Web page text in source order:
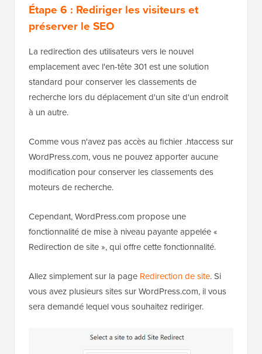
Étape 6 : Rediriger les visiteurs et
préserver le SEO
La redirection des utilisateurs vers le nouvel
emplacement avec l'en-tête 301 est une solution
standard pour conserver les classements de
recherche lors du déplacement d'un site d'un endroit
à un autre.
Comme vous n'avez pas accès au fichier .htaccess sur
WordPress.com, vous ne pouvez apporter aucune
modification pour conserver les classements des
moteurs de recherche.
Cependant, WordPress.com propose une
fonctionnalité de mise à niveau payante appelée «
Redirection de site », qui offre cette fonctionnalité.
Allez simplement sur la page Redirection de site. Si
vous avez plusieurs sites sur WordPress.com, il vous
sera demandé lequel vous souhaitez rediriger.